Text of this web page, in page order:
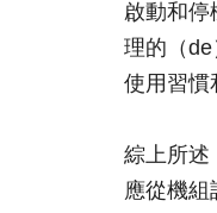
啟動和停
理的（
使用習慣
綜上所述
應從機